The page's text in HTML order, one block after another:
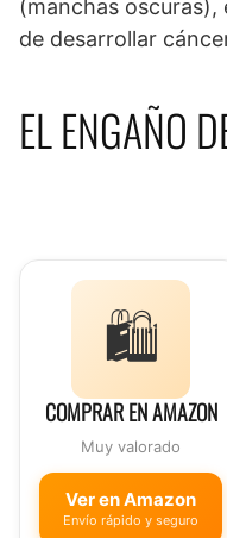
(manchas oscuras),
de desarrollar
EL ENGAÑO
🛍️
COMPRAR EN AMAZON
Muy valorado
Ver en Amazon
Envío rápido y seguro